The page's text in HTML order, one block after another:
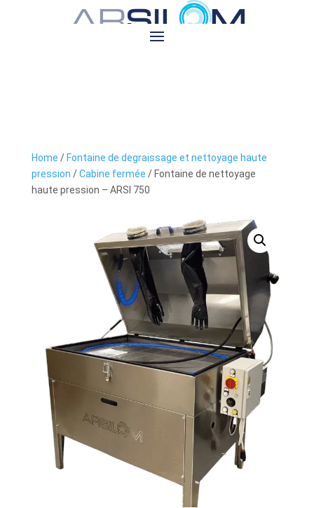
Home /Fontaine de degraissage et nettoyage haute
pression /Cabine fermée / Fontaine de nettoyage
haute pression – ARSI 750